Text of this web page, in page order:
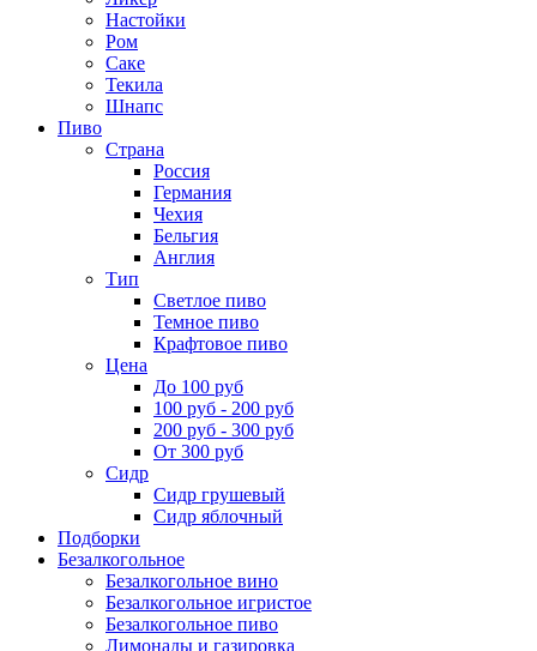
Настойки
Ром
Саке
Текила
Шнапс
Пиво
Страна
Россия
Германия
Чехия
Бельгия
Англия
Тип
Светлое пиво
Темное пиво
Крафтовое пиво
Цена
До 100 руб
100 руб - 200 руб
200 руб - 300 руб
От 300 руб
Сидр
Сидр грушевый
Сидр яблочный
Подборки
Безалкогольное
Безалкогольное вино
Безалкогольное игристое
Безалкогольное пиво
Лимонады и газировка